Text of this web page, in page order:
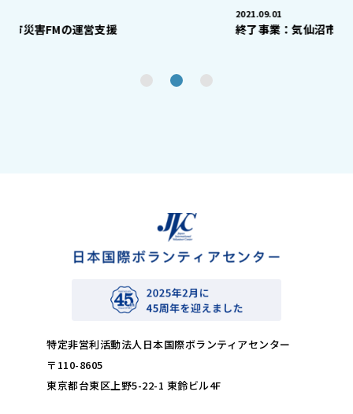
営支援 終了事業：気仙沼市鹿折地区での生
特定非営利活動法人日本国際ボランティアセンター
〒110-8605
東京都台東区上野5-22-1 東鈴ビル4F